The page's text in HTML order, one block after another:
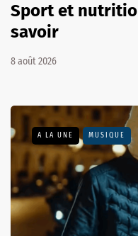
Sport et
savoir
8 août 2026
A LA UNE MUSIQUE